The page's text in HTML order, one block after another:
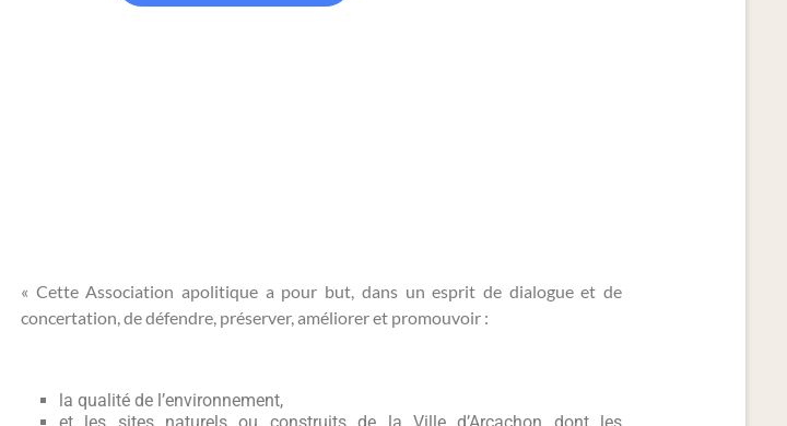
« Cette Association apolitique a pour but, dans un esprit de dialogue et de
concertation, de défendre, préserver, améliorer et promouvoir :
la qualité de l’environnement,